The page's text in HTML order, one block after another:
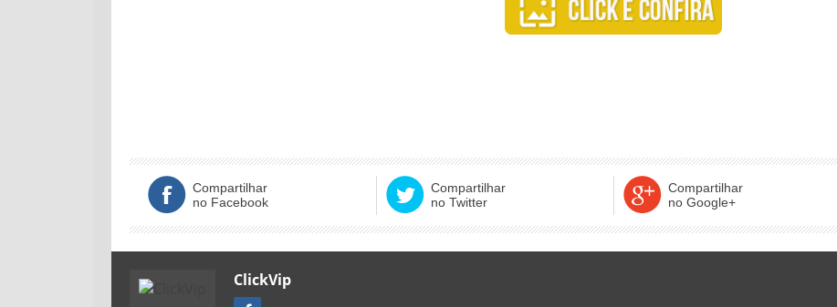
Compartilhar
no Facebook
Compartilhar
no Twitter
Compartilhar
no Google+
ClickVip